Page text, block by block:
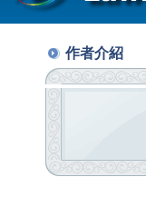
作者介紹